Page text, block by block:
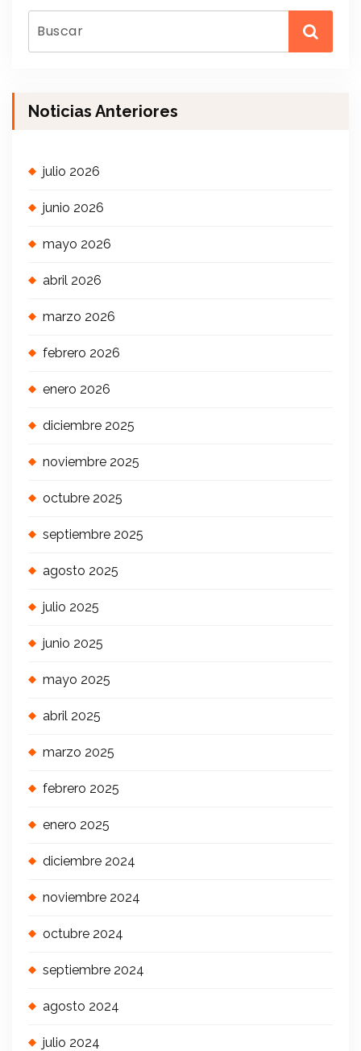
Noticias Anteriores
julio 2026
junio 2026
mayo 2026
abril 2026
marzo 2026
febrero 2026
enero 2026
diciembre 2025
noviembre 2025
octubre 2025
septiembre 2025
agosto 2025
julio 2025
junio 2025
mayo 2025
abril 2025
marzo 2025
febrero 2025
enero 2025
diciembre 2024
noviembre 2024
octubre 2024
septiembre 2024
agosto 2024
julio 2024